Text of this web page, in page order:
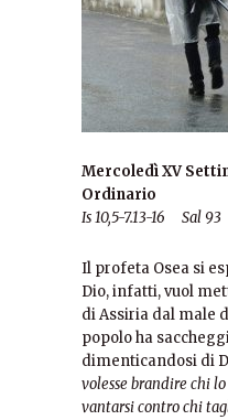
Mercoledì XV
Ordinario
Is 10,5-7.13-16 Sal
Il profeta Osea si
Dio, infatti, vuol
di Assiria dal male
popolo ha
dimenticandosi di
volesse brandire chi
vantarsi contro chi